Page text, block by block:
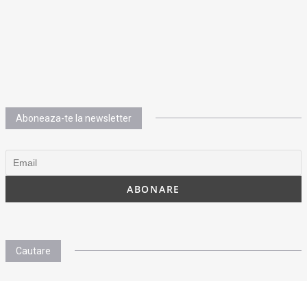
Aboneaza-te la newsletter
Cautare